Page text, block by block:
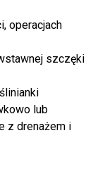
operacjach
szczęki
lub
z drenażem i